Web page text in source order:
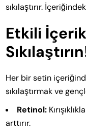
sıkılaştırır.
Etkili
Her bir setin
sıkılaştırmak ve
Retinol:
arttırır.